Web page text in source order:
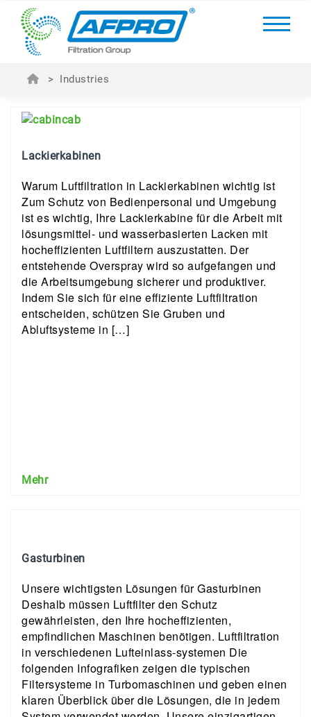
> Industries
Lackierkabinen
Warum Luftfiltration in Lackierkabinen wichtig ist
Zum Schutz von Bedienpersonal und Umgebung
ist es wichtig, Ihre Lackierkabine für die Arbeit mit
lösungsmittel- und wasserbasierten Lacken mit
hocheffizienten Luftfiltern auszustatten. Der
entstehende Overspray wird so aufgefangen und
die Arbeitsumgebung sicherer und produktiver.
Indem Sie sich für eine effiziente Luftfiltration
entscheiden, schützen Sie Gruben und
Abluftsysteme in […]
Mehr
Gasturbinen
Unsere wichtigsten Lösungen für Gasturbinen
Deshalb müssen Luftfilter den Schutz
gewährleisten, den Ihre hocheffizienten,
empfindlichen Maschinen benötigen. Luftfiltration
in verschiedenen Lufteinlass-systemen Die
folgenden Infografiken zeigen die typischen
Filtersysteme in Turbomaschinen und geben einen
klaren Überblick über die Lösungen, die in jedem